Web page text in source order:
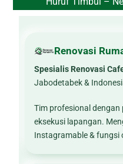
Renovasi
Spesialis Renovasi
Jabodetabek &
Tim profesional
eksekusi lapangan.
Instagramable & fungsi